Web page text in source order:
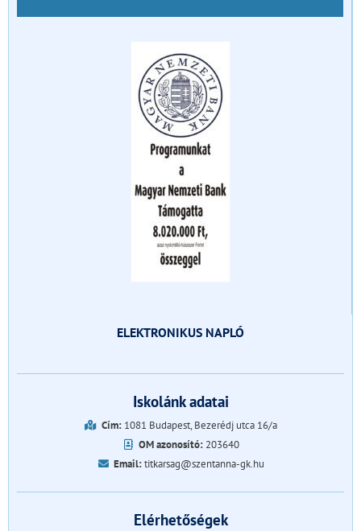
ELEKTRONIKUS NAPLÓ
Iskolánk adatai
Cím:1081 Budapest, Bezerédj utca 16/a
OM azonosító: 203640
Email:titkarsag@szentanna-gk.hu
Elérhetőségek